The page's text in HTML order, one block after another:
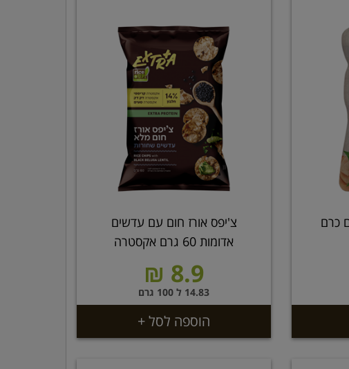
צ'יפס אורז חום עם עדשים
אדומות 60 גרם אקסטרה
8.9 ₪
14.83 ל 100 גרם
הוספה לסל +